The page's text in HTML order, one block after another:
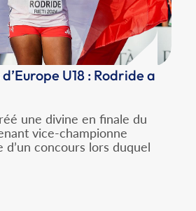
U18 : Rodride a
une divine en finale du
vice-championne
d’un concours lors duquel